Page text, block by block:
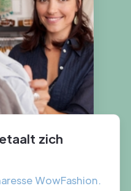
zich
WowFashion.